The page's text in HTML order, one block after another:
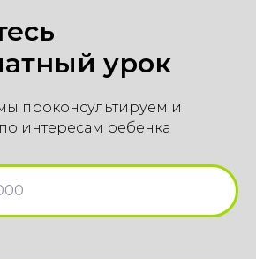
урок
проконсультируем и
интересам ребенка